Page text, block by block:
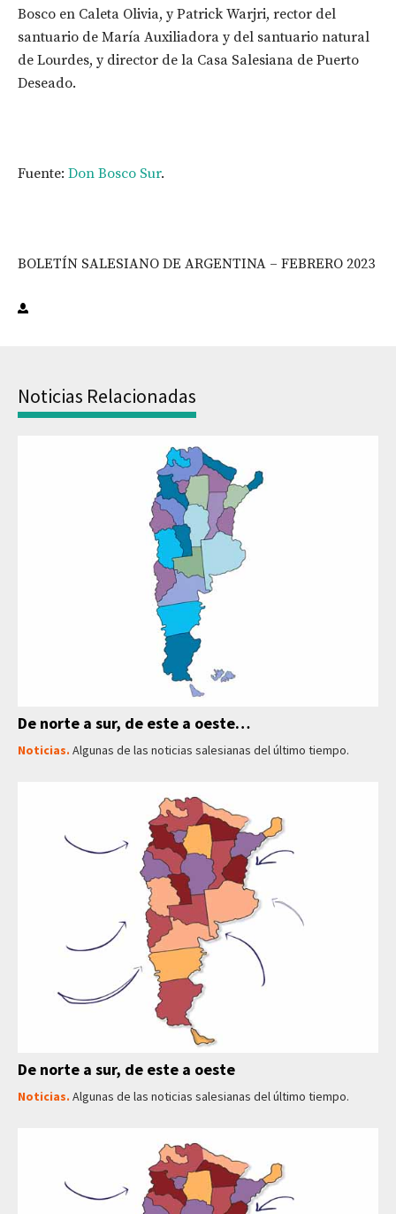
Bosco en Caleta Olivia, y Patrick Warjri, rector del
santuario de María Auxiliadora y del santuario natural
de Lourdes, y director de la Casa Salesiana de Puerto
Deseado.
Fuente: Don Bosco Sur.
BOLETÍN SALESIANO DE ARGENTINA – FEBRERO 2023
Noticias Relacionadas
De norte a sur, de este a oeste…
Noticias. Algunas de las noticias salesianas del último tiempo.
De norte a sur, de este a oeste
Noticias. Algunas de las noticias salesianas del último tiempo.